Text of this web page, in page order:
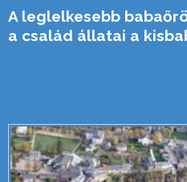
A leglelkesebb
a család állatai a